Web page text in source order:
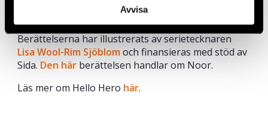
Avvisa
rättigheter och som blivit utsatta för hot, våld eller
Berättelserna har illustrerats av serietecknaren
Lisa Wool-Rim Sjöblom och finansieras med stöd av
Sida. Den här berättelsen handlar om Noor.
Läs mer om Hello Hero här.